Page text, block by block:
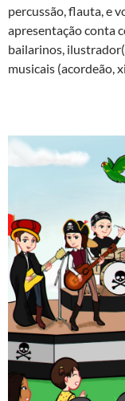
percussão, flauta, e
apresentação conta
bailarinos,
musicais (acordeão,